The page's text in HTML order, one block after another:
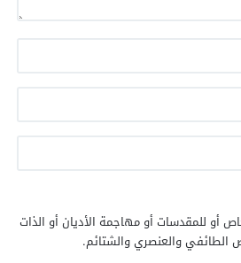
أو للمقدسات أو مهاجمة الأديان أو الذات
الطائفي والعنصري والشتائم.